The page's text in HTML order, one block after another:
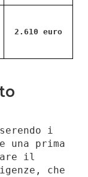
2.610 euro
i
una prima
il
che